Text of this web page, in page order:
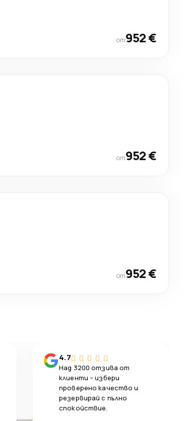
от952 €
от952 €
от952 €
4.7
Над 3200 отзива от
клиенти – избери
проверено качество и
резервирай с пълно
спокойствие.